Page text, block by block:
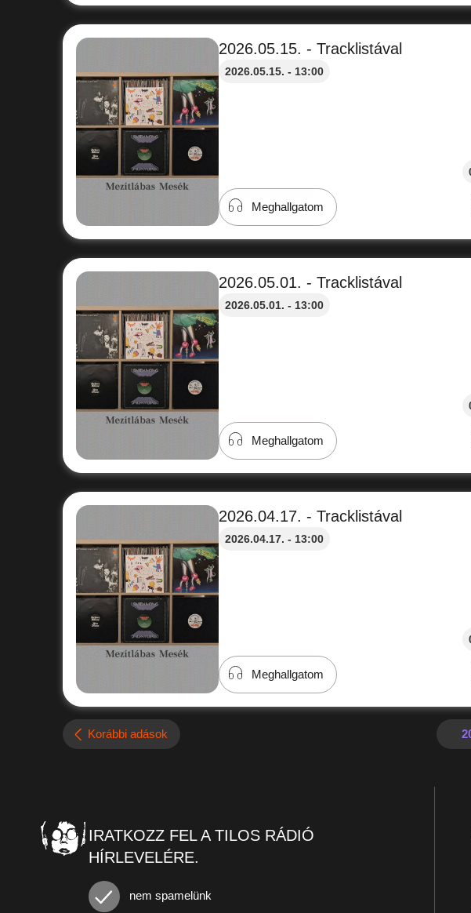
2026.05.15. - Tracklistával
2026.05.15. - 13:00
Meghallgatom
2026.05.01. - Tracklistával
2026.05.01. - 13:00
Meghallgatom
2026.04.17. - Tracklistával
2026.04.17. - 13:00
Meghallgatom
Korábbi adások
IRATKOZZ FEL A TILOS RÁDIÓ
HÍRLEVELÉRE.
nem spamelünk